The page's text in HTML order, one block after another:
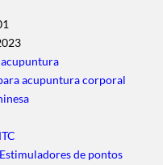
acupuntura corporal
de pontos